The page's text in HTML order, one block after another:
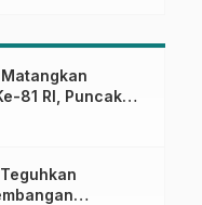
81 RI, Puncak
Ahmad